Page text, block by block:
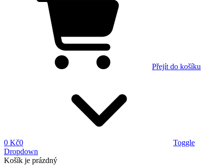
Přejít do košíku
0 Kč0
Toggle
Dropdown
Košík je prázdný